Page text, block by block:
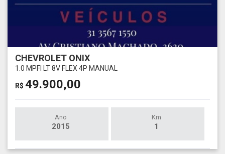
CHEVROLET ONIX
1.0 MPFI LT 8V FLEX 4P MANUAL
R$ 49.900,00
Ano
2015
Km
1